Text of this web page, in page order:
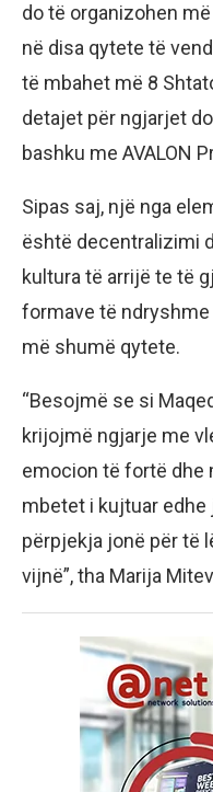
do të organizohen
në disa qytete të
të mbahet më 8
detajet për ngjarjet
bashku me AVALON
Sipas saj, një nga
është decentralizimi
kultura të arrijë te të
formave të
më shumë qytete.
“Besojmë se si
krijojmë ngjarje me
emocion të fortë dhe
mbetet i kujtuar
përpjekja jonë për të
vijnë”, tha Marija